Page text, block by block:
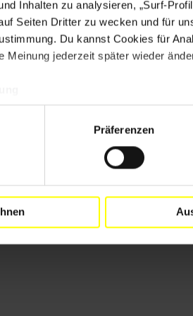
Inhalten zu analysieren, „Surf-
Seiten Dritter zu wecken und für
Du kannst Cookies für
Meinung jederzeit später wieder
Präferenzen
IBAN: DE23 3702 0500
BIC: BFSWDE33XXX
QR-Code für Banking-App